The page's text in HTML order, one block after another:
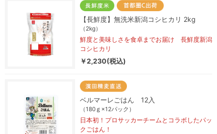
【長鮮度】無洗米新潟コシヒカリ 2kg
（2kg）
鮮度と美味しさを食卓までお届け 長鮮度新潟
コシヒカリ
￥2,230(税込)
ベルマーレごはん 12入
（180ｇ×12パック）
日本初！プロサッカーチームとコラボしたパッ
クごはん！